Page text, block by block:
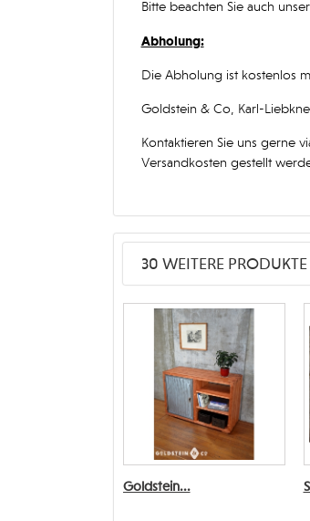
Bitte beachten Sie auch
Abholung:
Die Abholung ist kostenlos
Goldstein & Co, Karl-
Kontaktieren Sie uns gerne
Versandkosten gestellt
30 WEITERE
Goldstein...